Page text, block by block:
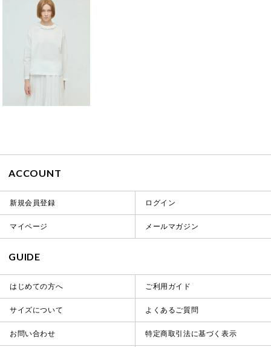
ACCOUNT
新規会員登録 ログイン
マイページ メールマガジン
GUIDE
はじめての方へ ご利用ガイド
サイズについて よくあるご質問
お問い合わせ 特定商取引法に基づく表示